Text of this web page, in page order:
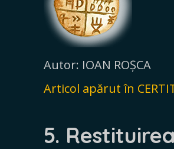
Autor: IOAN ROȘCA
Articol apărut în
5. Restituirea